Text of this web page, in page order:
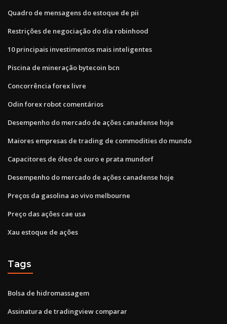
Quadro de mensagens do estoque de pii
Restrições de negociação do dia robinhood
10 principais investimentos mais inteligentes
Piscina de mineração bytecoin bcn
Concorrência forex livre
Odin forex robot comentários
Desempenho do mercado de ações canadense hoje
Maiores empresas de trading de commodities do mundo
Capacitores de óleo de ouro e prata mundorf
Desempenho do mercado de ações canadense hoje
Preços da gasolina ao vivo melbourne
Preço das ações cae usa
Xau estoque de ações
Tags
Bolsa de hidromassagem
Assinatura de tradingview comparar